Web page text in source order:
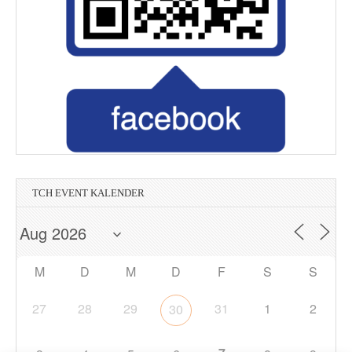
TCH EVENT KALENDER
M D M D F S S
27 28 29 30 31 1 2